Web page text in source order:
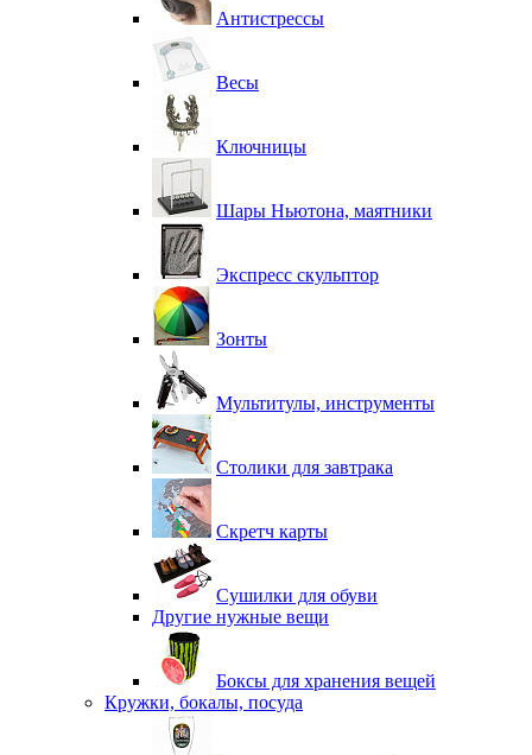
Антистрессы
Весы
Ключницы
Шары Ньютона, маятники
Экспресс скульптор
Зонты
Мультитулы, инструменты
Столики для завтрака
Скретч карты
Сушилки для обуви
Другие нужные вещи
Боксы для хранения вещей
Кружки, бокалы, посуда